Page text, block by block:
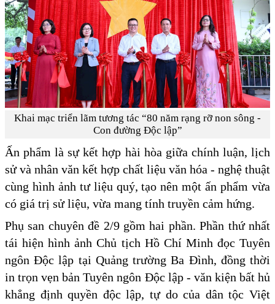
Khai mạc triển lãm tương tác “80 năm rạng rỡ non sông -
Con đường Độc lập”
Ấn phẩm là sự kết hợp hài hòa giữa chính luận, lịch
sử và nhân văn kết hợp chất liệu văn hóa - nghệ thuật
cùng hình ảnh tư liệu quý, tạo nên một ấn phẩm vừa
có giá trị sử liệu, vừa mang tính truyền cảm hứng.
Phụ san chuyên đề 2/9 gồm hai phần. Phần thứ nhất
tái hiện hình ảnh Chủ tịch Hồ Chí Minh đọc Tuyên
ngôn Độc lập tại Quảng trường Ba Đình, đồng thời
in trọn vẹn bản Tuyên ngôn Độc lập - văn kiện bất hủ
khẳng định quyền độc lập, tự do của dân tộc Việt